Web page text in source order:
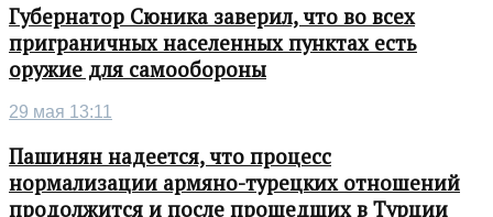
Губернатор Сюника заверил, что во всех
приграничных населенных пунктах есть
оружие для самообороны
29 мая 13:11
Пашинян надеется, что процесс
нормализации армяно-турецких отношений
продолжится и после прошедших в Турции